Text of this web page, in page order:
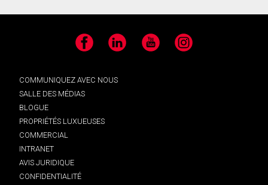
Facebook LinkedIn YouTube Instagram
COMMUNIQUEZ AVEC NOUS
SALLE DES MÉDIAS
BLOGUE
PROPRIÉTÉS LUXUEUSES
COMMERCIAL
INTRANET
AVIS JURIDIQUE
CONFIDENTIALITÉ